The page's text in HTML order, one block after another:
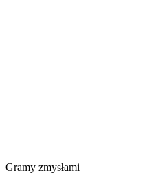
Gramy zmysłami